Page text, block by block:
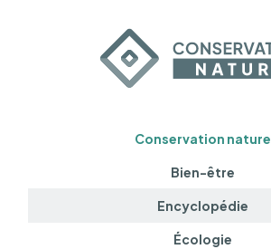
Conservation nature
Bien-être
Encyclopédie
Écologie